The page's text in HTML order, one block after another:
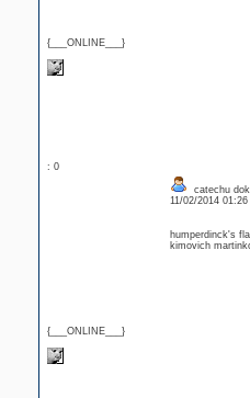
{___ONLINE___}
: 0
{___ONLINE___}
catechu
11/02/2014
humperdinck's
kimovich